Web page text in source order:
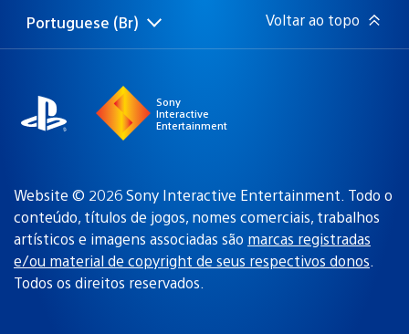
Selecione
uma
Região
atual:
Portuguese (Br) Voltar ao topo
Sony
Interactive
Entertainment
Website © 2026 Sony Interactive Entertainment. Todo o
conteúdo, títulos de jogos, nomes comerciais, trabalhos
artísticos e imagens associadas são marcas registradas
e/ou material de copyright de seus respectivos donos.
Todos os direitos reservados.